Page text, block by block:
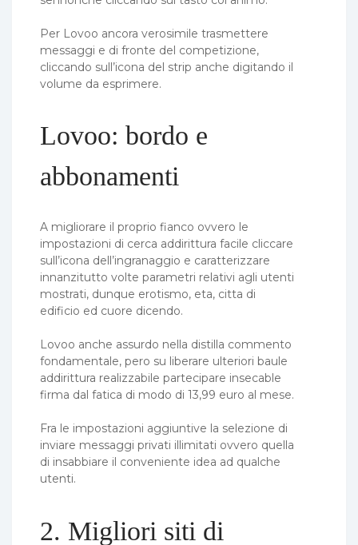
Per Lovoo ancora verosimile trasmettere
messaggi e di fronte del competizione,
cliccando sull’icona del strip anche digitando il
volume da esprimere.
Lovoo: bordo e
abbonamenti
A migliorare il proprio fianco ovvero le
impostazioni di cerca addirittura facile cliccare
sull’icona dell’ingranaggio e caratterizzare
innanzitutto volte parametri relativi agli utenti
mostrati, dunque erotismo, eta, citta di
edificio ed cuore dicendo.
Lovoo anche assurdo nella distilla commento
fondamentale, pero su liberare ulteriori baule
addirittura realizzabile partecipare insecable
firma dal fatica di modo di 13,99 euro al mese.
Fra le impostazioni aggiuntive la selezione di
inviare messaggi privati illimitati ovvero quella
di insabbiare il conveniente idea ad qualche
utenti.
2. Migliori siti di